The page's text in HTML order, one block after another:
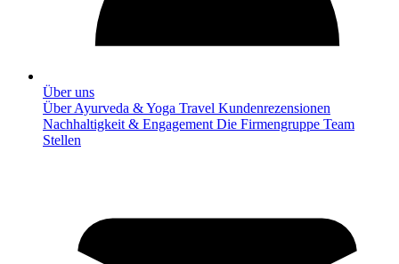
Über uns
Über Ayurveda & Yoga Travel Kundenrezensionen
Nachhaltigkeit & Engagement Die Firmengruppe Team
Stellen